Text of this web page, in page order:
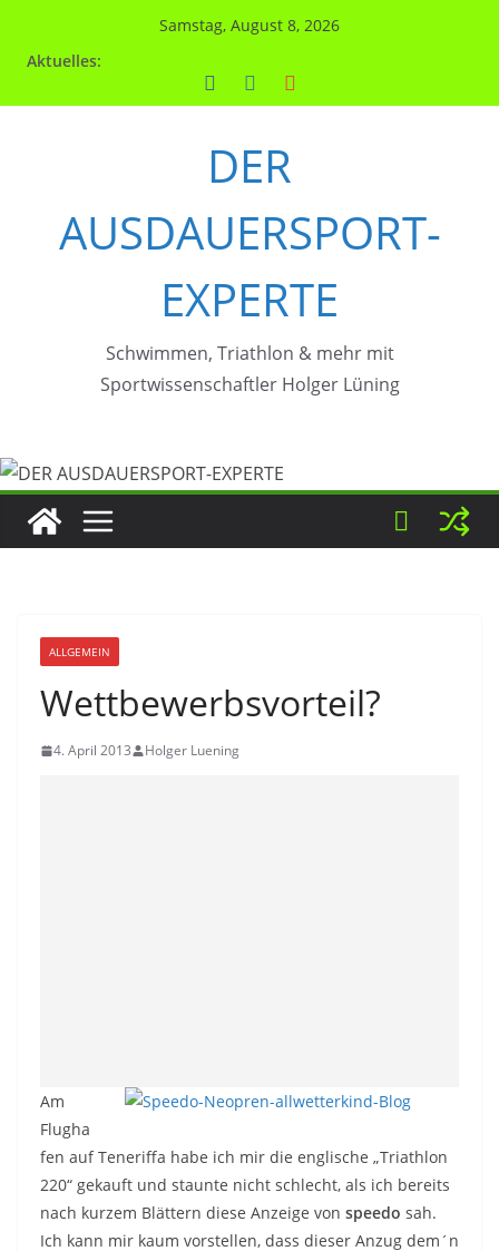
Samstag, August 8, 2026
Aktuelles:
DER
AUSDAUERSPORT-
EXPERTE
Schwimmen, Triathlon & mehr mit
Sportwissenschaftler Holger Lüning
ALLGEMEIN
Wettbewerbsvorteil?
4. April 2013 Holger Luening
Am
Flugha
fen auf Teneriffa habe ich mir die englische „Triathlon
220“ gekauft und staunte nicht schlecht, als ich bereits
nach kurzem Blättern diese Anzeige von speedo sah.
Ich kann mir kaum vorstellen, dass dieser Anzug dem´n